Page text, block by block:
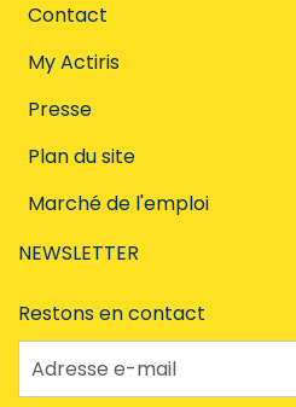
Contact
My Actiris
Presse
Plan du site
Marché de l'emploi
NEWSLETTER
Restons en contact
Adresse e-mail